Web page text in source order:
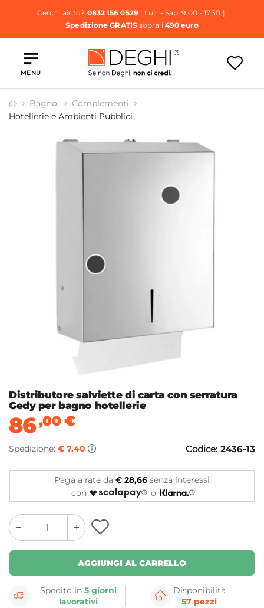
Cerchi aiuto? 0832 156 0529| Lun - Sab: 9.00 - 17.30 |
Spedizione GRATISsopra i 490 euro
MENU
Bagno
Complementi
Hotellerie e Ambienti Pubblici
Distributore salviette di carta con serratura
Gedy per bagno hotellerie
86,00€
Spedizione: € 7,40 Codice: 2436-13
Paga a rate da € 28,66 senza interessi
con
o
quantity
button
quantity
minus
button
AGGIUNGI AL CARRELLO
Spedito in5 giorni
lavorativi
Disponibilità
57 pezzi